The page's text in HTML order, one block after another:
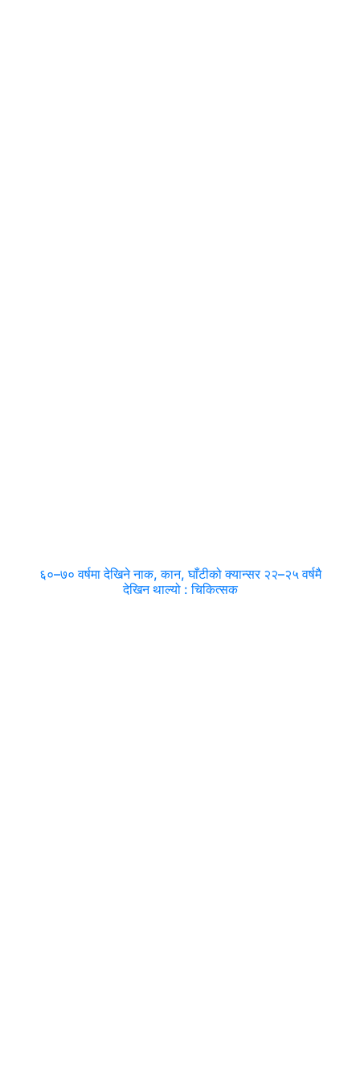
६०–७० वर्षमा देखिने नाक, कान, घाँटीको क्यान्सर २२–२५ वर्षमै
देखिन थाल्यो : चिकित्सक